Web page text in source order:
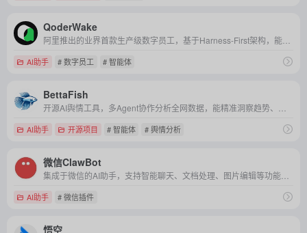
QoderWake
AI助手 # 数字员工 # 智能体
BettaFish
AI助手 开源项目 # 智能体 # 舆情分析
微信ClawBot
AI助手 # 微信插件
悟空